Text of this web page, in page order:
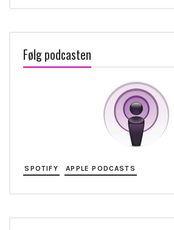
Følg podcasten
SPOTIFY APPLE PODCASTS